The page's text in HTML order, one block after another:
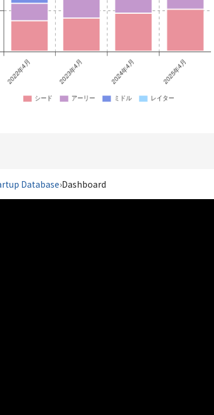
Database›Dashboard